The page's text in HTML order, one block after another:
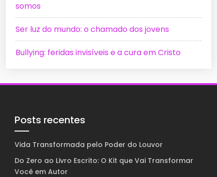
somos
Ser luz do mundo: o chamado dos jovens
Bullying: feridas invisíveis e a cura em Cristo
Posts recentes
Vida Transformada pelo Poder do Louvor
Do Zero ao Livro Escrito: O Kit que Vai Transformar
Você em Autor